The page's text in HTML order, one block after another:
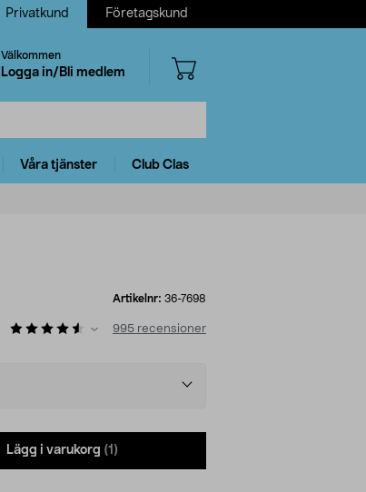
Privatkund Företagskund
Välkommen
Logga in/Bli medlem
Våra tjänster Club Clas
Artikelnr: 36-7698
995 recensioner
Lägg i varukorg (1)